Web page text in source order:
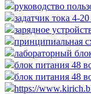
руководство
задатчик тока 4-
зарядное
принципиальная
лабораторный
блок питания 48
блок питания 48
https://